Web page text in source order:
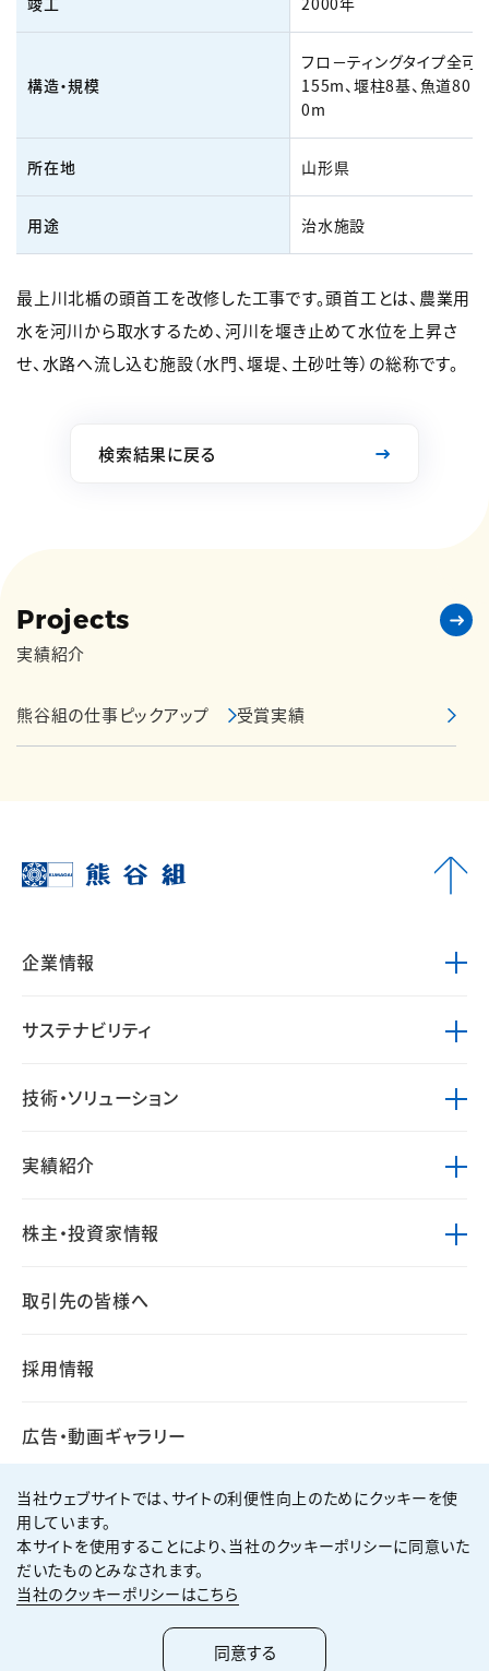
構造・規模
フロ－ティングタイプ全可
155m、堰柱8基、魚道80m
0m
所在地 山形県
用途 治水施設
最上川北楯の頭首工を改修した工事です。頭首工とは、農業用
水を河川から取水するため、河川を堰き止めて水位を上昇さ
せ、水路へ流し込む施設（水門、堰堤、土砂吐等）の総称です。
検索結果に戻る
Projects
実績紹介
熊谷組の仕事ピックアップ 受賞実績
企業情報
サステナビリティ
技術・ソリューション
実績紹介
株主・投資家情報
取引先の皆様へ
採用情報
広告・動画ギャラリー
個人情報保護方針
サイト利用規約
サイトマップ
2026KUMAGAI GUMI CO.,LTD All Rights Reserved.
当社ウェブサイトでは、サイトの利便性向上のためにクッキーを使
用しています。
本サイトを使用することにより、当社のクッキーポリシーに同意いた
だいたものとみなされます。
当社のクッキーポリシーはこちら
同意する